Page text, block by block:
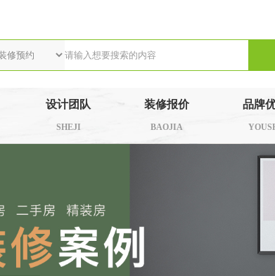
设计团队
SHEJI
装修报价
BAOJIA
品牌